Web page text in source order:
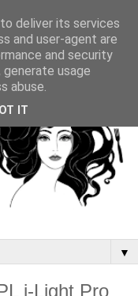
▼
i-Light Pro
deliver its services
and user-agent are
and security
usage
abuse.
IT